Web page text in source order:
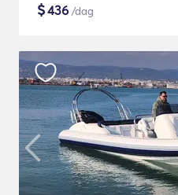
$436 /dag